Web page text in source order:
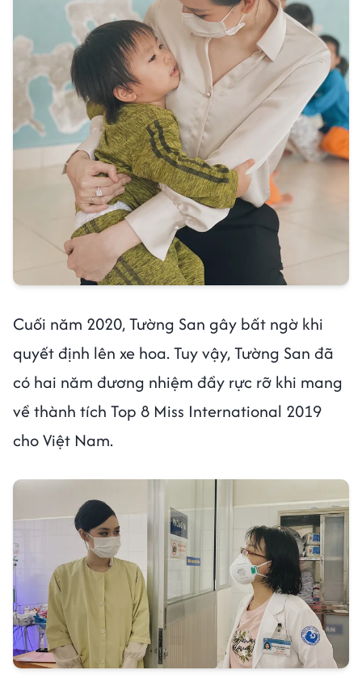
Cuối năm 2020, Tường San gây bất ngờ khi
quyết định lên xe hoa. Tuy vậy, Tường San đã
có hai năm đương nhiệm đầy rực rỡ khi mang
về thành tích Top 8 Miss International 2019
cho Việt Nam.